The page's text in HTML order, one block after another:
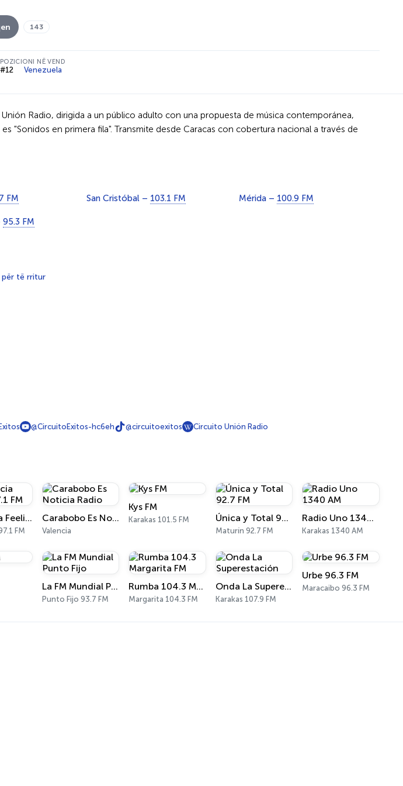
143
POZICIONI NË VEND
#12 Venezuela
Radio, dirigida a un público adulto con una propuesta de música contemporánea,
"Sonidos en primera fila". Transmite desde Caracas con cobertura nacional a través de
FM San Cristóbal – 103.1 FM Mérida – 100.9 FM
95.3 FM
për të rritur
@CircuitoExitos-hc6eh @circuitoexitos Circuito Unión Radio
Frecuencia Feeling 97.1 FM
FM
Carabobo Es Noticia Radio
Valencia
Kys FM
Karakas 101.5 FM Única y Total 92.7 FM
Maturín 92.7 FM
Radio Uno 1340 AM
Karakas 1340 AM
La FM Mundial Punto Fijo
Punto Fijo 93.7 FM
Rumba 104.3 Margarita FM
Margarita 104.3 FM
Onda La Superestación
Karakas 107.9 FM
Urbe 96.3 FM
Maracaibo 96.3 FM